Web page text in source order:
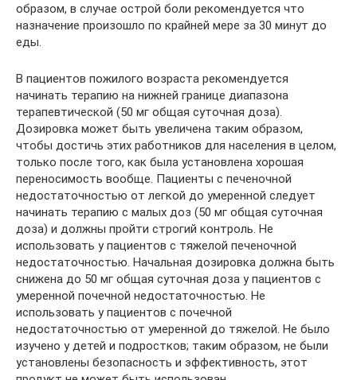
образом, в случае острой боли рекомендуется что
назначение произошло по крайней мере за 30 минут до
еды.
В пациентов пожилого возраста рекомендуется
начинать терапию на нижней границе диапазона
терапевтической (50 мг общая суточная доза).
Дозировка может быть увеличена таким образом,
чтобы достичь этих работников для населения в целом,
только после того, как была установлена хорошая
переносимость вообще. Пациенты с печеночной
недостаточностью от легкой до умеренной следует
начинать терапию с малых доз (50 мг общая суточная
доза) и должны пройти строгий контроль. Не
использовать у пациентов с тяжелой печеночной
недостаточностью. Начальная дозировка должна быть
снижена до 50 мг общая суточная доза у пациентов с
умеренной почечной недостаточностью. Не
использовать у пациентов с почечной
недостаточностью от умеренной до тяжелой. Не было
изучено у детей и подростков; таким образом, не были
установлены безопасность и эффективность, этот